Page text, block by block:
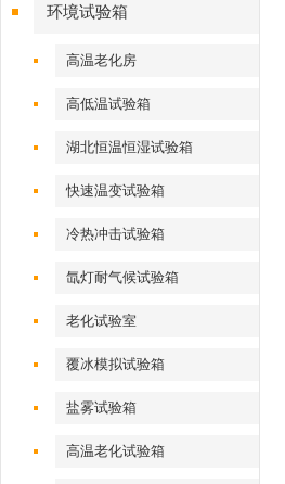
环境试验箱
高温老化房
高低温试验箱
湖北恒温恒湿试验箱
快速温变试验箱
冷热冲击试验箱
氙灯耐气候试验箱
老化试验室
覆冰模拟试验箱
盐雾试验箱
高温老化试验箱